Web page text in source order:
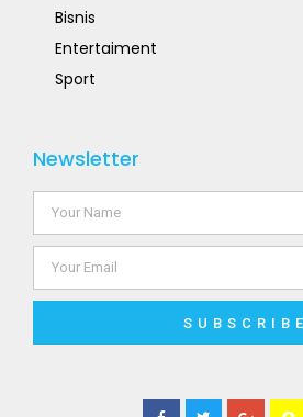
Bisnis
Entertaiment
Sport
Newsletter
SUBSCRIBE